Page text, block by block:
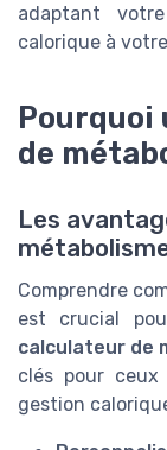
adaptant
calorique à
de
Les
Comprendre
est crucial
calculateur de
clés pour
gestion